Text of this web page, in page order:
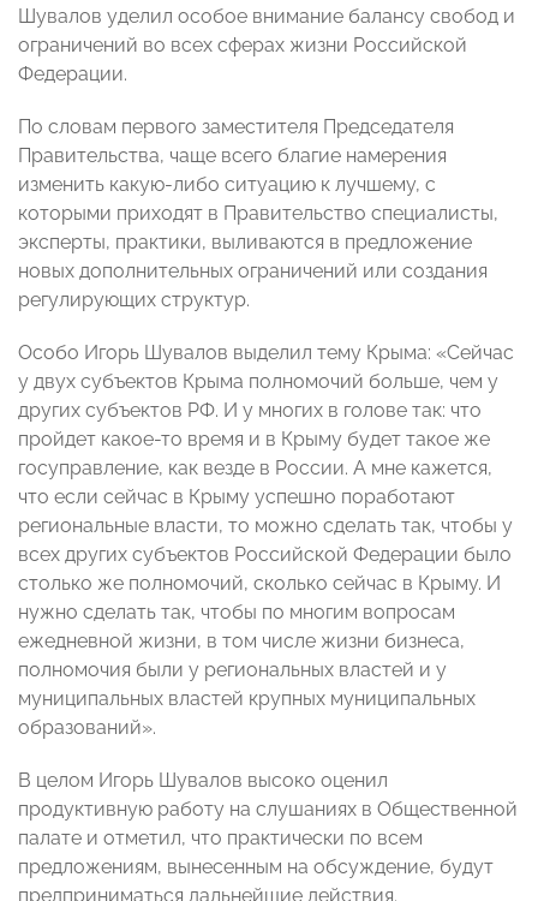
Шувалов уделил особое внимание балансу свобод и
ограничений во всех сферах жизни Российской
Федерации.
По словам первого заместителя Председателя
Правительства, чаще всего благие намерения
изменить какую-либо ситуацию к лучшему, с
которыми приходят в Правительство специалисты,
эксперты, практики, выливаются в предложение
новых дополнительных ограничений или создания
регулирующих структур.
Особо Игорь Шувалов выделил тему Крыма: «Сейчас
у двух субъектов Крыма полномочий больше, чем у
других субъектов РФ. И у многих в голове так: что
пройдет какое-то время и в Крыму будет такое же
госуправление, как везде в России. А мне кажется,
что если сейчас в Крыму успешно поработают
региональные власти, то можно сделать так, чтобы у
всех других субъектов Российской Федерации было
столько же полномочий, сколько сейчас в Крыму. И
нужно сделать так, чтобы по многим вопросам
ежедневной жизни, в том числе жизни бизнеса,
полномочия были у региональных властей и у
муниципальных властей крупных муниципальных
образований».
В целом Игорь Шувалов высоко оценил
продуктивную работу на слушаниях в Общественной
палате и отметил, что практически по всем
предложениям, вынесенным на обсуждение, будут
предприниматься дальнейшие действия.